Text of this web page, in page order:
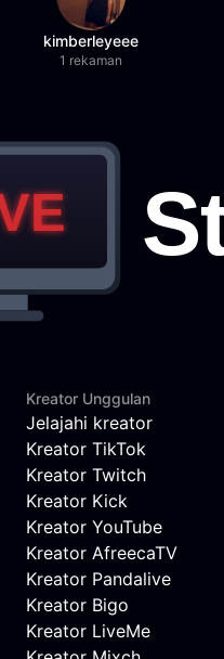
kimberleyeee
1 rekaman
Kreator Unggulan
Jelajahi kreator
Kreator TikTok
Kreator Twitch
Kreator Kick
Kreator YouTube
Kreator AfreecaTV
Kreator Pandalive
Kreator Bigo
Kreator LiveMe